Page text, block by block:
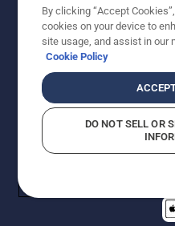
met
gemaaid
gras en
© Husqvarna AB (publ).
getoonde prijzen zijn
tenzij het product
Cookiebeleid
By clicking “Accept
cookies on your device to
site usage, and assist in our
Cookie Policy
DO NOT SELL OR